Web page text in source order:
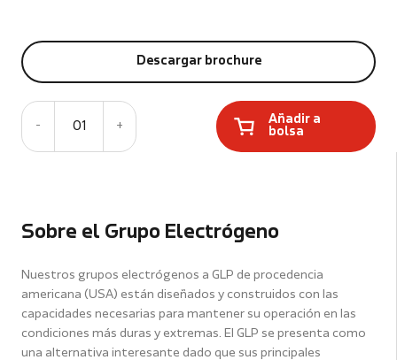
Sobre el Grupo Electrógeno
Nuestros grupos electrógenos a GLP de procedencia
americana (USA) están diseñados y construidos con las
capacidades necesarias para mantener su operación en las
condiciones más duras y extremas. El GLP se presenta como
una alternativa interesante dado que sus principales
Descargar brochure
- 01 +
Añadir a
bolsa